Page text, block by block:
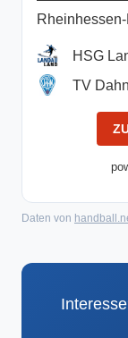
HSG
TV Dahn
Daten von